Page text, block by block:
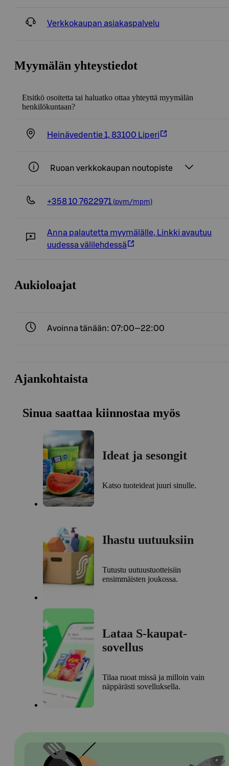
Verkkokaupan asiakaspalvelu
Myymälän yhteystiedot
Etsitkö osoitetta tai haluatko ottaa yhteyttä myymälän
henkilökuntaan?
Heinävedentie 1, 83100 Liperi
Ruoan verkkokaupan noutopiste
+358 10 7622971 (pvm/mpm)
Anna palautetta myymälälle, Linkki avautuu
uudessa välilehdessä
Aukioloajat
Avoinna tänään: 07:00—22:00
Ajankohtaista
Sinua saattaa kiinnostaa myös
Ideat ja sesongit
Katso tuoteideat juuri sinulle.
Ihastu uutuuksiin
Tutustu uutuustuotteisiin
ensimmäisten joukossa.
Lataa S-kaupat-
sovellus
Tilaa ruoat missä ja milloin vain
näppärästi sovelluksella.